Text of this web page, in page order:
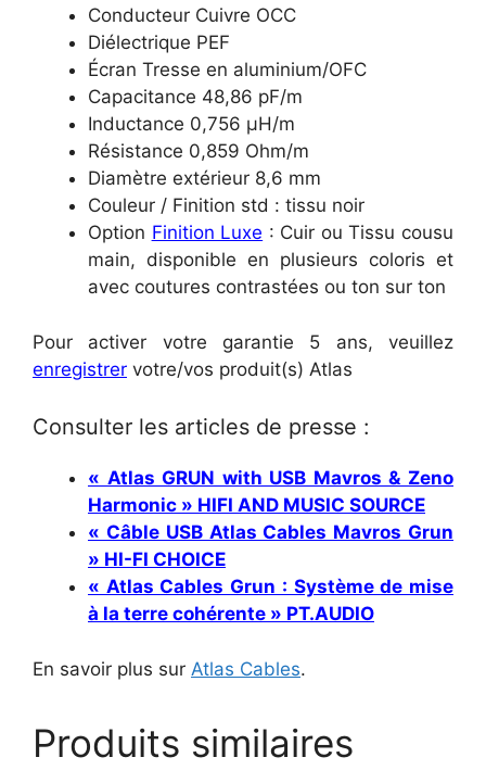
Conducteur Cuivre OCC
Diélectrique PEF
Écran Tresse en aluminium/OFC
Capacitance 48,86 pF/m
Inductance 0,756 µH/m
Résistance 0,859 Ohm/m
Diamètre extérieur 8,6 mm
Couleur / Finition std : tissu noir
Option Finition Luxe : Cuir ou Tissu cousu
main, disponible en plusieurs coloris et
avec coutures contrastées ou ton sur ton
Pour activer votre garantie 5 ans, veuillez
enregistrer votre/vos produit(s) Atlas
Consulter les articles de presse :
« Atlas GRUN with USB Mavros & Zeno
Harmonic » HIFI AND MUSIC SOURCE
« Câble USB Atlas Cables Mavros Grun
» HI-FI CHOICE
« Atlas Cables Grun : Système de mise
à la terre cohérente » PT.AUDIO
En savoir plus sur Atlas Cables.
Produits similaires